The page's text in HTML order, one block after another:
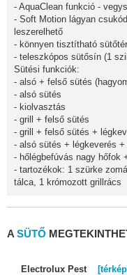
- AquaClean funkció -
- Soft Motion lágyan
leszerelhető
- könnyen tisztítható sütőtér
- teleszkópos sütősín (1
Sütési funkciók:
- alsó + felső sütés
- alsó sütés
- kiolvasztás
- grill + felső sütés
- grill + felső sütés +
- alsó sütés + légkeverés
- hőlégbefúvás nagy hőfok
- tartozékok: 1 szürke
tálca, 1 krómozott grillrács
A SÜTŐ
Electrolux Pest